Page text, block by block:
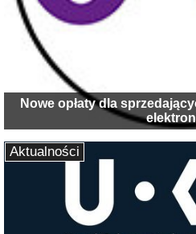
Nowe opłaty dla
Aktualności